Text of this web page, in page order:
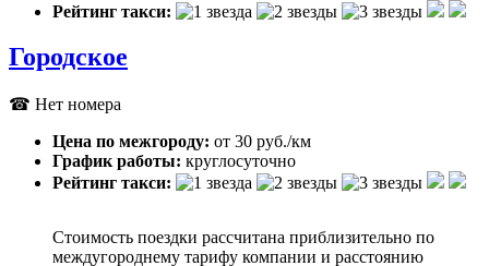
Рейтинг такси:
Городское
☎ Нет номера
Цена по межгороду: от 30 руб./км
График работы: круглосуточно
Рейтинг такси:
Стоимость поездки рассчитана приблизительно по
междугороднему тарифу компании и расстоянию